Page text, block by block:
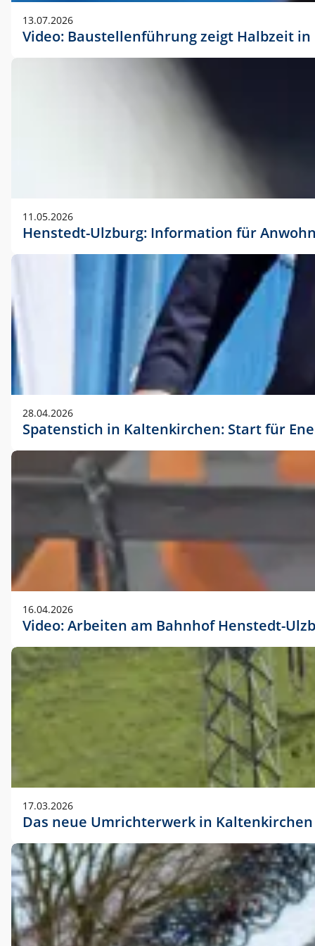
13.07.2026
Video: Baustellenführung zeigt Halbzeit
11.05.2026
Henstedt-Ulzburg: Information für
28.04.2026
Spatenstich in Kaltenkirchen: Start für
16.04.2026
Video: Arbeiten am Bahnhof Henstedt-
17.03.2026
Das neue Umrichterwerk in Kaltenkirchen